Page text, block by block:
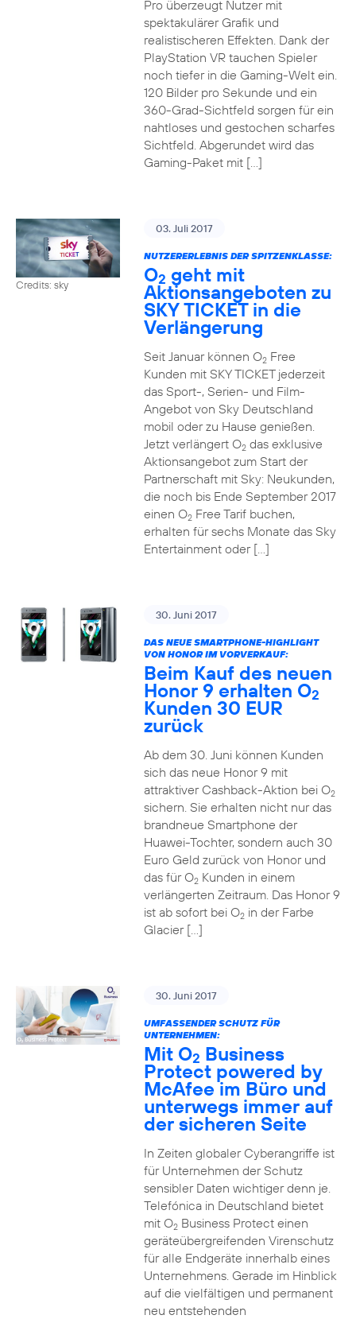
Pro überzeugt Nutzer mit
spektakulärer Grafik und
realistischeren Effekten. Dank der
PlayStation VR tauchen Spieler
noch tiefer in die Gaming-Welt ein.
120 Bilder pro Sekunde und ein
360-Grad-Sichtfeld sorgen für ein
nahtloses und gestochen scharfes
Sichtfeld. Abgerundet wird das
Gaming-Paket mit […]
Credits: sky
03. Juli 2017
NUTZERERLEBNIS DER SPITZENKLASSE:
O2 geht mit
Aktionsangeboten zu
SKY TICKET in die
Verlängerung
Seit Januar können O2Free
Kunden mit SKY TICKET jederzeit
das Sport-, Serien- und Film-
Angebot von Sky Deutschland
mobil oder zu Hause genießen.
Jetzt verlängert O2das exklusive
Aktionsangebot zum Start der
Partnerschaft mit Sky: Neukunden,
die noch bis Ende September 2017
einen O2Free Tarif buchen,
erhalten für sechs Monate das Sky
Entertainment oder […]
30. Juni 2017
DAS NEUE SMARTPHONE-HIGHLIGHT
VON HONOR IM VORVERKAUF:
Beim Kauf des neuen
Honor 9 erhalten O2
Kunden 30 EUR
zurück
Ab dem 30. Juni können Kunden
sich das neue Honor 9 mit
attraktiver Cashback-Aktion bei O2
sichern. Sie erhalten nicht nur das
brandneue Smartphone der
Huawei-Tochter, sondern auch 30
Euro Geld zurück von Honor und
das für O2Kunden in einem
verlängerten Zeitraum. Das Honor 9
ist ab sofort bei O2in der Farbe
Glacier […]
30. Juni 2017
UMFASSENDER SCHUTZ FÜR
UNTERNEHMEN:
Mit O2 Business
Protect powered by
McAfee im Büro und
unterwegs immer auf
der sicheren Seite
In Zeiten globaler Cyberangriffe ist
für Unternehmen der Schutz
sensibler Daten wichtiger denn je.
Telefónica in Deutschland bietet
mit O2Business Protect einen
geräteübergreifenden Virenschutz
für alle Endgeräte innerhalb eines
Unternehmens. Gerade im Hinblick
auf die vielfältigen und permanent
neu entstehenden